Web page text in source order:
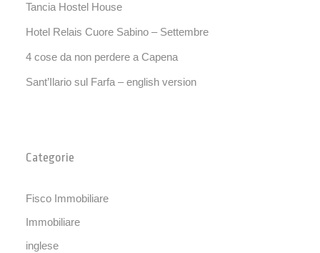
Tancia Hostel House
Hotel Relais Cuore Sabino – Settembre
4 cose da non perdere a Capena
Sant’Ilario sul Farfa – english version
Categorie
Fisco Immobiliare
Immobiliare
inglese